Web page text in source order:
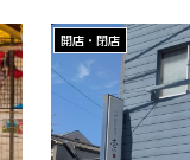
開店・閉店